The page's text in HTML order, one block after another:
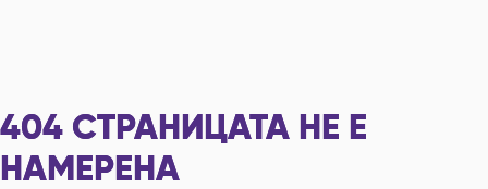
404 СТРАНИЦАТА НЕ Е
НАМЕРЕНА